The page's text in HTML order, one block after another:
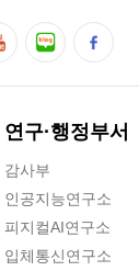
연구·행정부서
감사부
인공지능연구소
피지컬AI연구소
입체통신연구소